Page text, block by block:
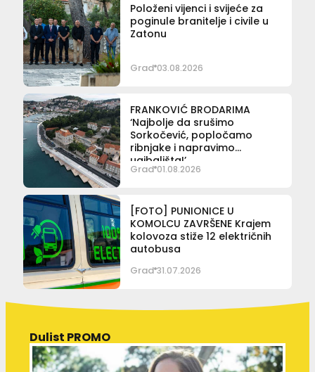
Položeni vijenci i svijeće za
poginule branitelje i civile u
Zatonu
Grad 03.08.2026
FRANKOVIĆ BRODARIMA
‘Najbolje da srušimo
Sorkočević, popločamo
ribnjake i napravimo
ugibališta!’
Grad 01.08.2026
[FOTO] PUNIONICE U
KOMOLCU ZAVRŠENE Krajem
kolovoza stiže 12 električnih
autobusa
Grad 31.07.2026
Dulist PROMO